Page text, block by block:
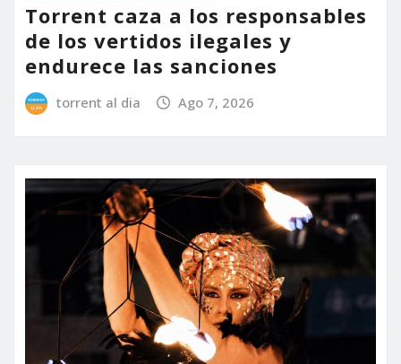
Torrent caza a los responsables
de los vertidos ilegales y
endurece las sanciones
torrent al dia Ago 7, 2026